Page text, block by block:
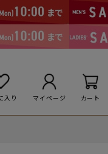
入り マイページ カート